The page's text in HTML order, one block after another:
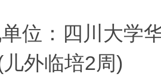
位：四川大学
外临培2周)